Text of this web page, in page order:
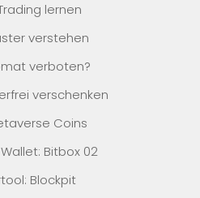
lernen
verstehen
verboten?
verschenken
Coins
Bitbox 02
Blockpit